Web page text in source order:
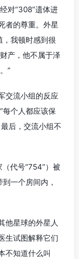
对“308”遗体进
者的尊重。外星
，我顿时感到很
产，他不属于泽
”
交流小组的反应
每个人都应该保
后，交流小组不
代号“754”）被
一个房间内，
他星球的外星人
生试图解释它们
不知道什么叫